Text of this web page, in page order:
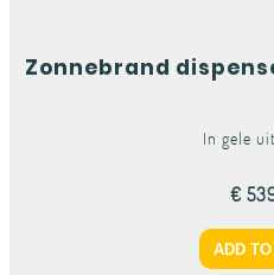
Zonnebrand
In gele
€